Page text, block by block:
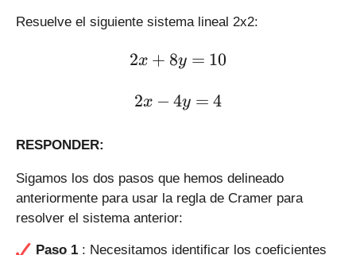
Resuelve el siguiente sistema lineal 2x2:
\large 2x + 8y = 10
2x + 8y = 10
\large 2x - 4y = 4
2x −4y = 4
RESPONDER:
Sigamos los dos pasos que hemos delineado
anteriormente para usar la regla de Cramer para
resolver el sistema anterior:
Paso 1 : Necesitamos identificar los coeficientes